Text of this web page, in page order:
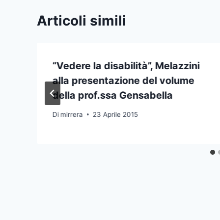
Articoli simili
“Vedere la disabilità”, Melazzini
alla presentazione del volume
della prof.ssa Gensabella
Dimirrera 23 Aprile 2015